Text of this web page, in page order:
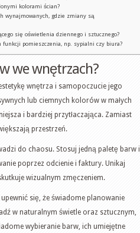
kolorami ścian?
wynajmowanych, gdzie zmiany są
się oświetlenia dziennego i sztucznego?
funkcji pomieszczenia, np. sypialni czy biura?
we wnętrzach?
wnętrza i samopoczucie jego
lub ciemnych kolorów w małych
i bardziej przytłaczająca. Zamiast
przestrzeń.
do chaosu. Stosuj jedną paletę barw i
poprzez odcienie i faktury. Unikaj
wizualnym zmęczeniem.
się, że świadome planowanie
w naturalnym świetle oraz sztucznym,
wybieranie barw, ich umiejętne